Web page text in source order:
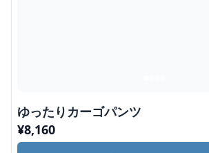
ゆったりカーゴパンツ
¥8,160